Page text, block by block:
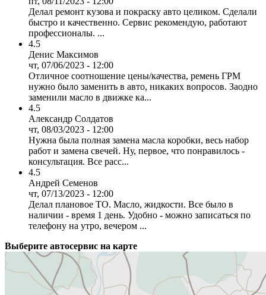
Делал ремонт кузова и покраску авто целиком. Сделали
быстро и качественно. Сервис рекомендую, работают
профессионалы. ...
4.5
Денис Максимов
чт, 07/06/2023 - 12:00
Отличное соотношение цены/качества, ремень ГРМ
нужно было заменить в авто, никаких вопросов. Заодно
заменили масло в движке ка...
4.5
Александр Солдатов
чт, 08/03/2023 - 12:00
Нужна была полная замена масла коробки, весь набор
работ и замена свечей. Ну, первое, что понравилось -
консультация. Все расс...
4.5
Андрей Семенов
чт, 07/13/2023 - 12:00
Делал плановое ТО. Масло, жидкости. Все было в
наличии - время 1 день. Удобно - можно записаться по
телефону на утро, вечером ...
Выберите автосервис на карте